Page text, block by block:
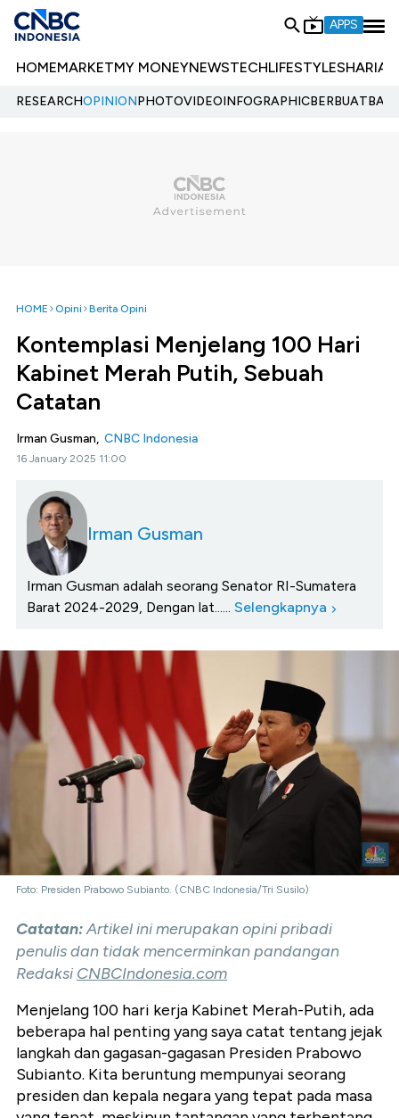
APPS
HOMEMARKETMY MONEYNEWSTECHLIFESTYLESHARIA
RESEARCHOPINIONPHOTOVIDEOINFOGRAPHIC
HOME Opini Berita Opini
Kontemplasi Menjelang 100 Hari
Kabinet Merah Putih, Sebuah
Catatan
Irman Gusman, CNBC Indonesia
16 January 2025 11:00
Irman Gusman
Irman Gusman adalah seorang Senator RI-Sumatera
Barat 2024-2029, Dengan lat...... Selengkapnya
Foto: Presiden Prabowo Subianto. (CNBC Indonesia/Tri Susilo)
Catatan:Artikel ini merupakan opini pribadi
penulis dan tidak mencerminkan pandangan
Redaksi CNBCIndonesia.com
Menjelang 100 hari kerja Kabinet Merah-Putih, ada
beberapa hal penting yang saya catat tentang jejak
langkah dan gagasan-gagasan Presiden Prabowo
Subianto. Kita beruntung mempunyai seorang
presiden dan kepala negara yang tepat pada masa